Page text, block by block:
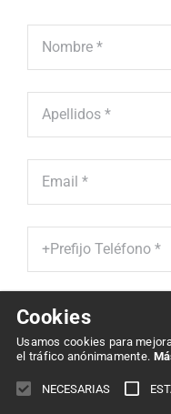
He leído y acepto la '
Cookies
Usamos cookies para
el tráfico anónimamente.
NECESARIAS